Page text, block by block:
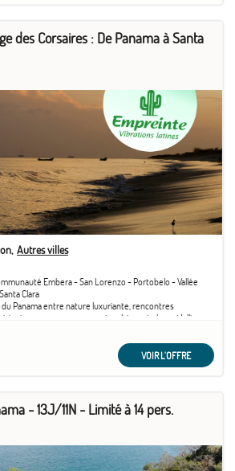
des Corsaires : De Panama à Santa
Autres villes
Embera - San Lorenzo - Portobelo - Vallée
Clara
Panama entre nature luxuriante, rencontres
panoramas spectaculaires et plages idylliques.
VOIR L'OFFRE
- 13J/11N - Limité à 14 pers.